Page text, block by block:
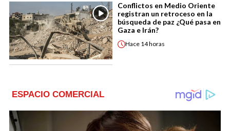
Conflictos en Medio Oriente
registran un retroceso en la
búsqueda de paz ¿Qué pasa en
Gaza e Irán?
Hace 14 horas